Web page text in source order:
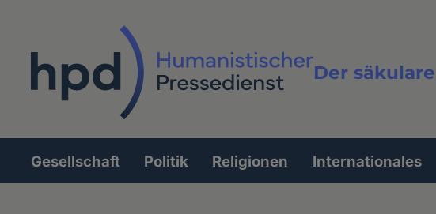
Der
Volltextsuche
Hauptnavigation
Gesellschaft Politik Religionen Internationales